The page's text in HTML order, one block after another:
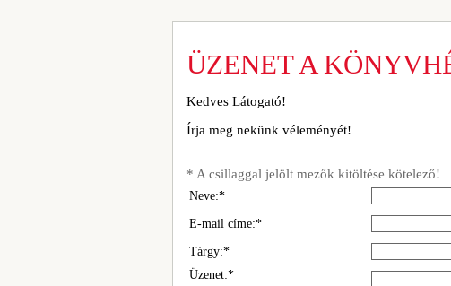
ÜZENET A
Kedves Látogató!
Írja meg nekünk véleményét!
* A csillaggal jelölt mezők kitöltése kötelező!
Neve:*
E-mail címe:*
Tárgy:*
Üzenet:*